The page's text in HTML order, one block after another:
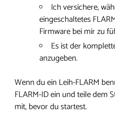
Ich versichere,
eingeschaltetes
Firmware bei mir zu
Es ist der
anzugeben.
Wenn du ein Leih-FLARM
FLARM-ID ein und teile dem
mit, bevor du startest.